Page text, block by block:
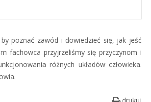
poznać zawód i dowiedzieć się, jak jeść
fachowca przyjrzeliśmy się przyczynom i
różnych układów człowieka.